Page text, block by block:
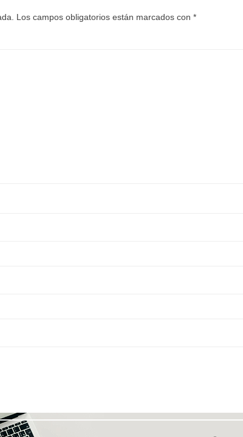
Los campos obligatorios están marcados con *